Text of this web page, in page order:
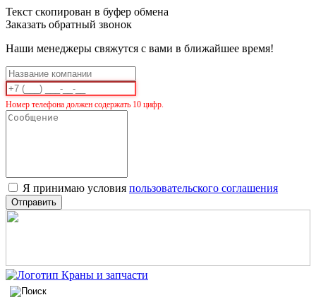
Текст скопирован в буфер обмена
Заказать обратный звонок
Наши менеджеры свяжутся с вами в ближайшее время!
Номер телефона должен содержать 10 цифр.
Я принимаю условия пользовательского соглашения
Отправить